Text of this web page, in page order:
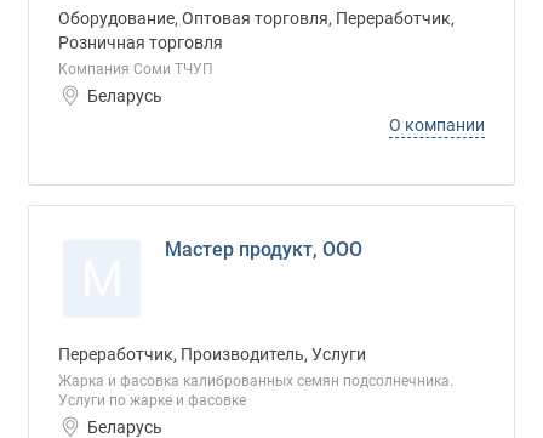
Оборудование, Оптовая торговля, Переработчик,
Розничная торговля
Компания Соми ТЧУП
Беларусь
О компании
Мастер продукт, ООО
Переработчик, Производитель, Услуги
Жарка и фасовка калиброванных семян подсолнечника.
Услуги по жарке и фасовке
Беларусь